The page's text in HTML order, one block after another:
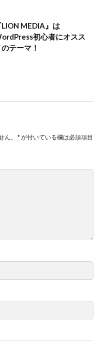
LION MEDIA』は
初心者にオスス
のテーマ！
。 *が付いている欄は必須項目